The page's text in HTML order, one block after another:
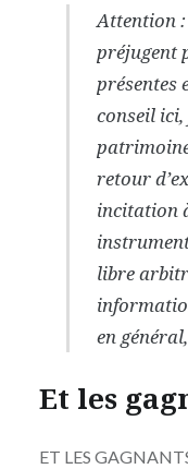
Attention :
préjugent
présentes
conseil ici,
retour
incitation
libre
en
Et les
ET LES